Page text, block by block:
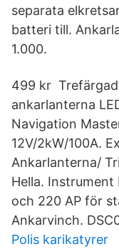
separata
batteri till.
1.000.
499 kr
ankarlanterna
Navigation
12V/2kW/100A.
Ankarlanterna/
Hella.
och 220 AP för
Ankarvinch.
Polis karikatyrer